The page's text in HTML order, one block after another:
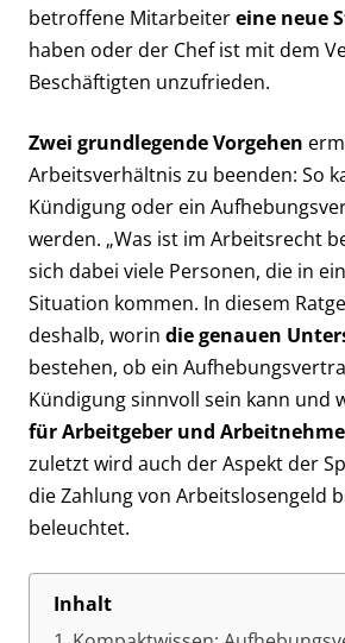
betroffene Mitarbeitereine neue
haben oder der Chef ist mit dem
Beschäftigten unzufrieden.
Zwei grundlegende Vorgehen
Arbeitsverhältnis zu beenden: So
Kündigung oder ein
werden. „Was ist im Arbeitsrecht
sich dabei viele Personen, die in
Situation kommen. In diesem
deshalb, worin die genauen
bestehen, ob ein
Kündigung sinnvoll sein kann und
für Arbeitgeber und
zuletzt wird auch der Aspekt der
die Zahlung von Arbeitslosengeld
beleuchtet.
Inhalt